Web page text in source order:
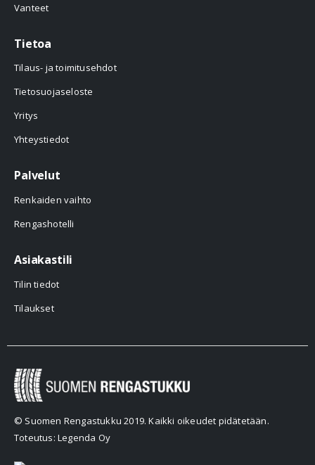
Vanteet
Tietoa
Tilaus- ja toimitusehdot
Tietosuojaseloste
Yritys
Yhteystiedot
Palvelut
Renkaiden vaihto
Rengashotelli
Asiakastili
Tilin tiedot
Tilaukset
© Suomen Rengastukku 2019. Kaikki oikeudet pidätetään.
Toteutus: Legenda Oy